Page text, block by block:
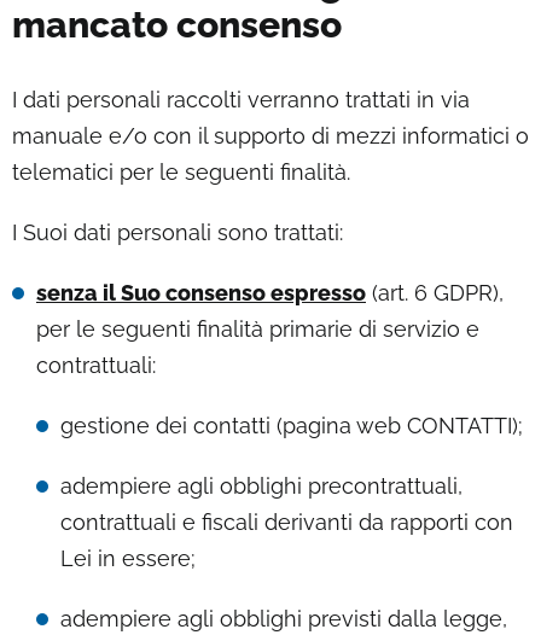
mancato consenso
I dati personali raccolti verranno trattati in via
manuale e/o con il supporto di mezzi informatici o
telematici per le seguenti finalità.
I Suoi dati personali sono trattati:
senza il Suo consenso espresso (art. 6 GDPR),
per le seguenti finalità primarie di servizio e
contrattuali:
gestione dei contatti (pagina web CONTATTI);
adempiere agli obblighi precontrattuali,
contrattuali e fiscali derivanti da rapporti con
Lei in essere;
adempiere agli obblighi previsti dalla legge,